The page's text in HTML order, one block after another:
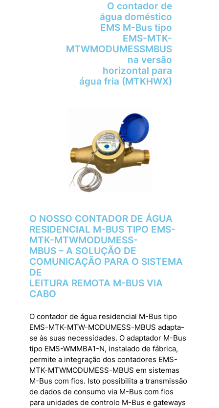
O contador de
água doméstico
EMS M-Bus tipo
EMS-MTK-
MTWMODUMESSMBUS
na versão
horizontal para
água fria (MTKHWX)
O NOSSO CONTADOR DE ÁGUA
RESIDENCIAL M-BUS TIPO EMS-
MTK-MTWMODUMESS-
MBUS – A SOLUÇÃO DE
COMUNICAÇÃO PARA O SISTEMA
DE
LEITURA REMOTA M-BUS VIA
CABO
O contador de água residencial M-Bus tipo
EMS-MTK-MTW-MODUMESS-MBUS adapta-
se às suas necessidades. O adaptador M-Bus
tipo EMS-WMMBA1-N, instalado de fábrica,
permite a integração dos contadores EMS-
MTK-MTWMODUMESS-MBUS em sistemas
M-Bus com fios. Isto possibilita a transmissão
de dados de consumo via M-Bus com fios
para unidades de controlo M-Bus e gateways